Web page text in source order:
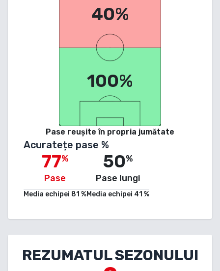
40%
100%
Pase reușite în propria jumătate
Acuratețe pase %
77%
Pase
Media echipei 81 %
50%
Pase lungi
Media echipei 41 %
REZUMATUL SEZONULUI